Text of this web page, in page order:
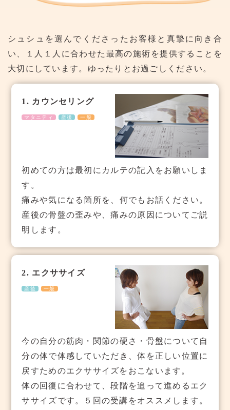
シュシュを選んでくださったお客様と真摯に向き合
い、１人１人に合わせた最高の施術を提供することを
大切にしています。ゆったりとお過ごしください。
1. カウンセリング
マタニティ 産後 一般
初めての方は最初にカルテの記入をお願いしま
す。
痛みや気になる箇所を、何でもお話ください。
産後の骨盤の歪みや、痛みの原因についてご説
明します。
2. エクササイズ
産後 一般
今の自分の筋肉・関節の硬さ・骨盤について自
分の体で体感していただき、体を正しい位置に
戻すためのエクササイズをおこないます。
体の回復に合わせて、段階を追って進めるエク
ササイズです。５回の受講をオススメします。